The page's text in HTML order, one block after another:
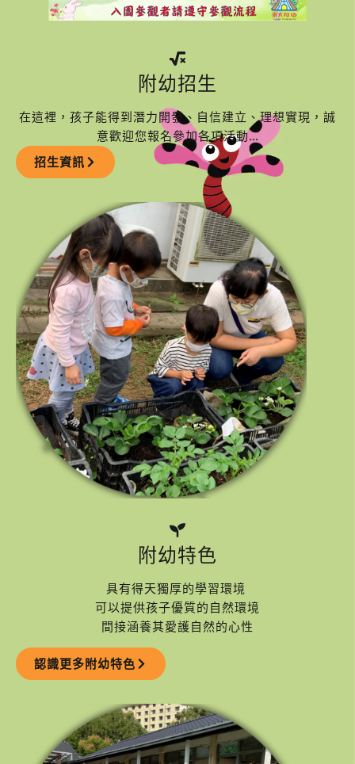
附幼招生
在這裡，孩子能得到潛力開發、自信建立、理想實現，誠
意歡迎您報名參加各項活動…
招生資訊
附幼特色
具有得天獨厚的學習環境
可以提供孩子優質的自然環境
間接涵養其愛護自然的心性
認識更多附幼特色